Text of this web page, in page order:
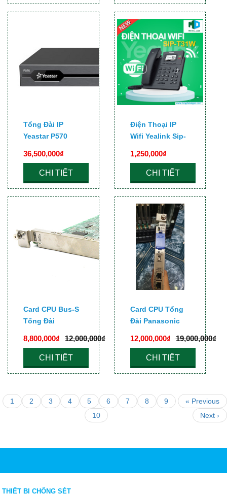
Tổng Đài IP
Yeastar P570
36,500,000₫
CHI TIẾT
Điện Thoại IP
Wifi Yealink Sip-
1,250,000₫
CHI TIẾT
Card CPU Bus-S
Tổng Đài
TDA620
8,800,000₫ 12,000,000₫
CHI TIẾT
Card CPU Tổng
Đài Panasonic
12,000,000₫ 19,000,000₫
CHI TIẾT
« Previous
1 2 3 4 5 6 7 8
9
10
Next ›
THIẾT BỊ CHỐNG SÉT